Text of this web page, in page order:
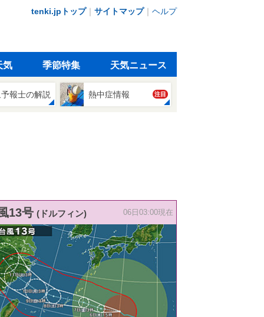
tenki.jpトップ｜ サイトマップ｜ ヘルプ
気 季節特集 天気ニュース
報士の解説 熱中症情報 注目
13号 (ドルフィン) 06日03:00現在